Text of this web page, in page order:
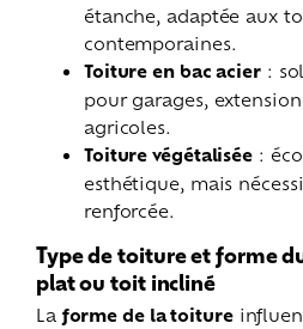
étanche, adaptée aux
contemporaines.
Toiture en bac acier:
pour garages,
agricoles.
Toiture végétalisée :
esthétique, mais
renforcée.
Type de toiture et forme
plat ou toit incliné
La forme de la toiture